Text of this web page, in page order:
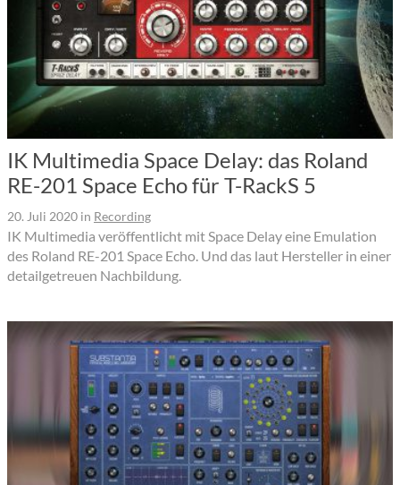
IK Multimedia Space Delay: das Roland
RE-201 Space Echo für T-RackS 5
20. Juli 2020 in Recording
IK Multimedia veröffentlicht mit Space Delay eine Emulation
des Roland RE-201 Space Echo. Und das laut Hersteller in einer
detailgetreuen Nachbildung.